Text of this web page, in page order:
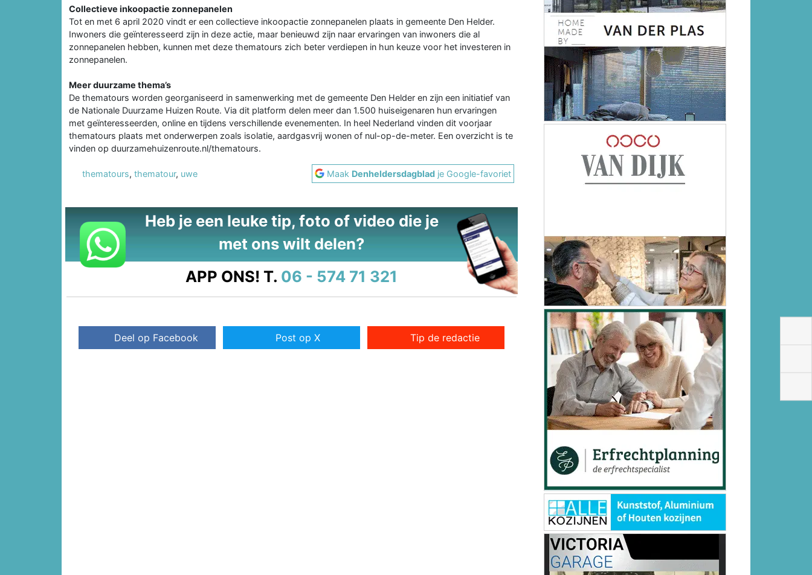
Collectieve inkoopactie zonnepanelen
Tot en met 6 april 2020 vindt er een collectieve inkoopactie zonnepanelen plaats in gemeente Den Helder.
Inwoners die geïnteresseerd zijn in deze actie, maar benieuwd zijn naar ervaringen van inwoners die al
zonnepanelen hebben, kunnen met deze thematours zich beter verdiepen in hun keuze voor het investeren in
zonnepanelen.
Meer duurzame thema’s
De thematours worden georganiseerd in samenwerking met de gemeente Den Helder en zijn een initiatief van
de Nationale Duurzame Huizen Route. Via dit platform delen meer dan 1.500 huiseigenaren hun ervaringen
met geïnteresseerden, online en tijdens verschillende evenementen. In heel Nederland vinden dit voorjaar
thematours plaats met onderwerpen zoals isolatie, aardgasvrij wonen of nul-op-de-meter. Een overzicht is te
vinden op duurzamehuizenroute.nl/thematours.
thematours, thematour, uwe Maak Denheldersdagblad je Google-favoriet
Heb je een leuke tip, foto of video die je
met ons wilt delen?
APP ONS! T. 06 - 574 71 321
Deel op Facebook Post op X Tip de redactie